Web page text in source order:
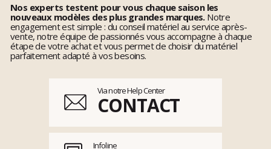
Nos experts testent pour vous chaque saison les
nouveaux modèles des plus grandes marques.Notre
engagement est simple : du conseil matériel au service après-
vente, notre équipe de passionnés vous accompagne à chaque
étape de votre achat et vous permet de choisir du matériel
parfaitement adapté à vos besoins.
Via notre Help Center
CONTACT
Infoline